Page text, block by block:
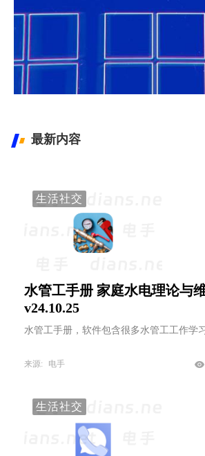
Windows 最新镜像下载
Windows XP-11镜像下载
最新内容
生活社交
水管工手册 家庭水电理论与
v24.10.25
水管工手册，软件包含很多水管工工作学
来源: 电手
生活社交